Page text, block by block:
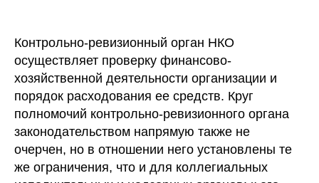
Контрольно-ревизионный орган НКО
осуществляет проверку финансово-
хозяйственной деятельности организации и
порядок расходования ее средств. Круг
полномочий контрольно-ревизионного органа
законодательством напрямую также не
очерчен, но в отношении него установлены те
же ограничения, что и для коллегиальных
Клиентам
московскому
Андреева, д. 4,
Telegram
+7 (499) 686-13-19
info@ngo-law.ru
Rutube Max